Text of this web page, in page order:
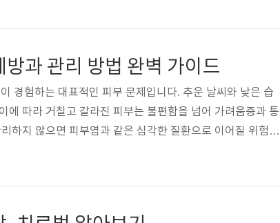
과 관리 방법 완벽 가이드
경험하는 대표적인 피부 문제입니다. 추운 날씨와 낮은 습
에 따라 거칠고 갈라진 피부는 불편함을 넘어 가려움증과 통
하지 않으면 피부염과 같은 심각한 질환으로 이어질 위험도
정확히 이해하고 올바른 관리 방법을 실천하는 것이 중요